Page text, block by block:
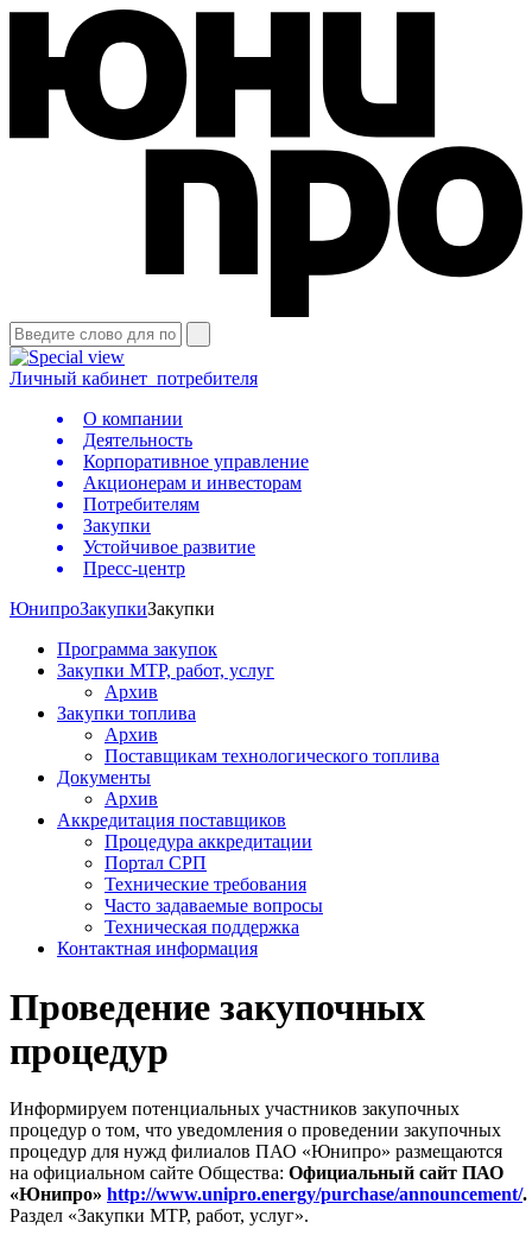
Личный кабинет потребителя
О компании
Деятельность
Корпоративное управление
Акционерам и инвесторам
Потребителям
Закупки
Устойчивое развитие
Пресс-центр
ЮнипроЗакупкиЗакупки
Программа закупок
Закупки МТР, работ, услуг
Архив
Закупки топлива
Архив
Поставщикам технологического топлива
Документы
Архив
Аккредитация поставщиков
Процедура аккредитации
Портал СРП
Технические требования
Часто задаваемые вопросы
Техническая поддержка
Контактная информация
Проведение закупочных
процедур
Информируем потенциальных участников закупочных
процедур о том, что уведомления о проведении закупочных
процедур для нужд филиалов ПАО «Юнипро» размещаются
на официальном сайте Общества: Официальный сайт ПАО
«Юнипро» http://www.unipro.energy/purchase/announcement/.
Раздел «Закупки МТР, работ, услуг».